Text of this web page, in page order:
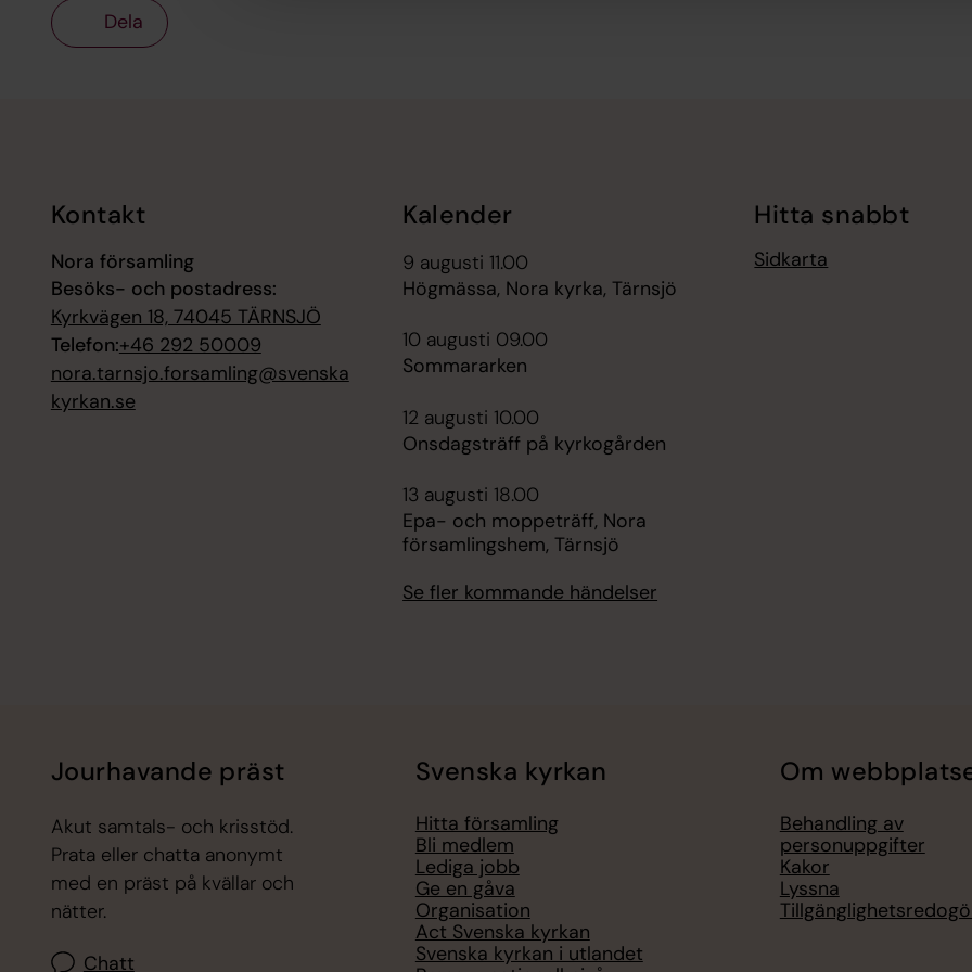
Dela
Kontakt
Nora församling
Besöks- och postadress:
Kyrkvägen 18, 74045 TÄRNSJÖ
Telefon:+46 292 50009
nora.tarnsjo.forsamling@svenska
kyrkan.se
Kalender
9 augusti 11.00
Högmässa, Nora kyrka, Tärnsjö
10 augusti 09.00
Sommararken
12 augusti 10.00
Onsdagsträff på kyrkogården
13 augusti 18.00
Epa- och moppeträff, Nora
församlingshem, Tärnsjö
Se fler kommande händelser
Hitta snabbt
Sidkarta
Jourhavande präst
Akut samtals- och krisstöd.
Prata eller chatta anonymt
med en präst på kvällar och
nätter.
Chatt
Svenska kyrkan
Hitta församling
Bli medlem
Lediga jobb
Ge en gåva
Organisation
Act Svenska kyrkan
Svenska kyrkan i utlandet
Om
Behandling av
personuppgifter
Kakor
Lyssna